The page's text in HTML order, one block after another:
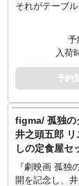
それがテーブル
気が高いフィ
ン・ゴッホ作
フィーチャー
の作品の中で
彩画を、大胆か
可動するので
「ひまわり」
できます。絵
ともない、専
パーツが付属
したかのよう
予
入荷
予約
figma/ 孤独の
井之頭五郎
しの定食屋
『劇映画 孤独
開を記念し、